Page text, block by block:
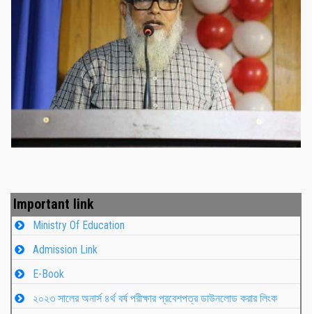
নবীনবরণ - ২০২৫
Important link
Ministry Of Education
Admission Link
E-Book
২০২৩ সালের অনার্স ৪র্থ বর্ষ পরীক্ষার প্রবেশপত্র ডাউনলোড করার লিংক